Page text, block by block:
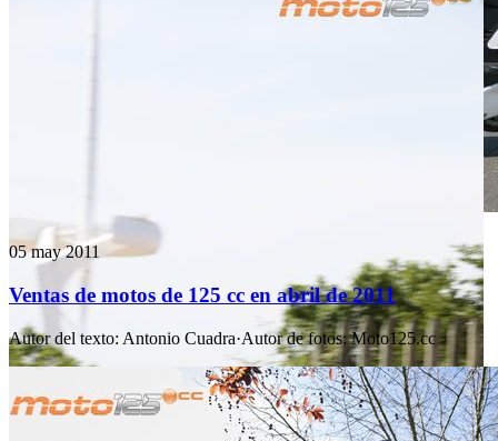
05 may 2011
Ventas de motos de 125 cc en abril de 2011
Autor del texto: Antonio Cuadra·Autor de fotos: Moto125.cc